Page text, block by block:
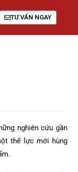
TƯ VẤN NGAY
nghiên cứu gần
thế lực mới hùng